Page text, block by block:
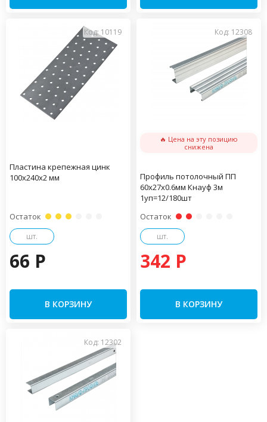
Код: 10119
Пластина крепежная цинк
100х240х2 мм
Остаток
шт.
66 P
В КОРЗИНУ
Код: 12308
🔥 Цена на эту позицию
снижена
Профиль потолочный ПП
60х27х0.6мм Кнауф 3м
1уп=12/180шт
Остаток
шт.
342 P
В КОРЗИНУ
Код: 12302